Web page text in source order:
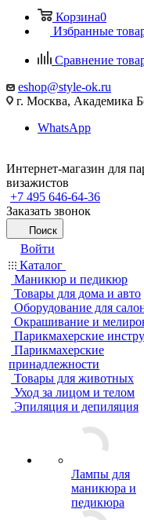
Корзина0
Избранные
Сравнение
eshop@style-ok.ru
г. Москва, Академика
WhatsApp
Интернет-магазин для
визажистов
+7 495 646-64-36
Заказать звонок
Поиск
Войти
Каталог
Маникюр и педикюр
Товары для дома и авто
Оборудование для
Окрашивание и
Парикмахерские
Парикмахерские
принадлежности
Товары для животных
Уход за лицом и телом
Эпиляция и депиляция
Лампы для
маникюра и
педикюра